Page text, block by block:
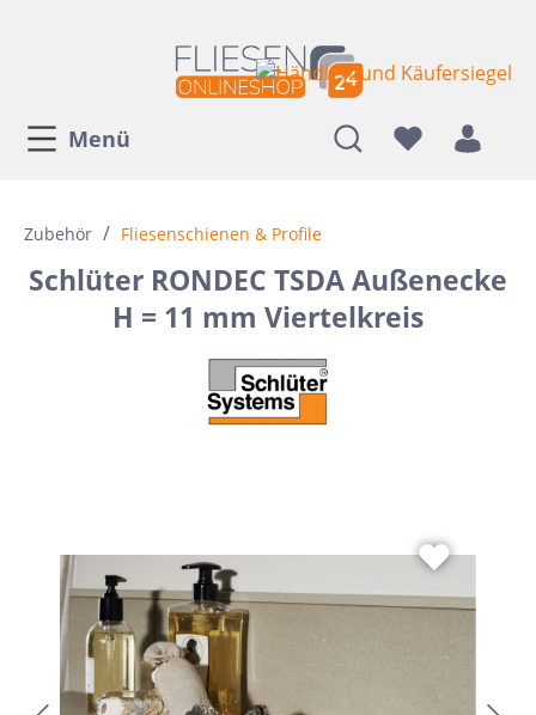
Menü
Zubehör / Fliesenschienen & Profile
Schlüter RONDEC TSDA Außenecke
H = 11 mm Viertelkreis